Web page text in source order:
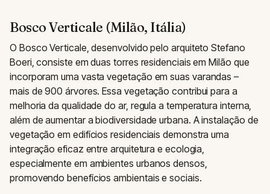
Bosco Verticale (Milão, Itália)
O Bosco Verticale, desenvolvido pelo arquiteto Stefano
Boeri, consiste em duas torres residenciais em Milão que
incorporam uma vasta vegetação em suas varandas –
mais de 900 árvores. Essa vegetação contribui para a
melhoria da qualidade do ar, regula a temperatura interna,
além de aumentar a biodiversidade urbana. A instalação de
vegetação em edifícios residenciais demonstra uma
integração eficaz entre arquitetura e ecologia,
especialmente em ambientes urbanos densos,
promovendo benefícios ambientais e sociais.